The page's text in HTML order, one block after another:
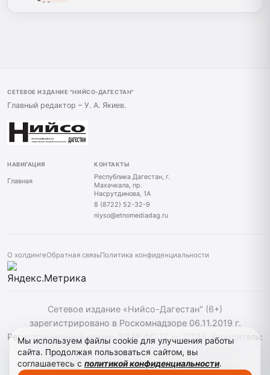
СЕТЕВОЕ ИЗДАНИЕ "НИЙСО-ДАГЕСТАН"
Главный редактор – У. А. Якиев.
НАВИГАЦИЯ
Главная
КОНТАКТЫ
Республика Дагестан, г.
Махачкала, пр.
Насрутдинова, 1А
8 (8722) 52-32-9
niyso@etnomediadag.ru
О холдингеОбратная связьПолитика конфиденциальности
Сетевое издание «Нийсо-Дагестан" (6+)
зарегистрировано в Роскомнадзоре 06.11.2019 г.
Регистрационный номер ЭЛ № ФС 77 — 77128. Учредитель:
ГОСУДАРСТВЕННОЕ БЮДЖЕТНОЕ УЧРЕЖДЕНИЕ
РЕСПУБЛИКИ ДАГЕСТАН "ЭТНОМЕДИАХОЛДИНГ
Мы используем файлы cookie для улучшения работы
сайта. Продолжая пользоваться сайтом, вы
соглашаетесь с политикой конфиденциальности.